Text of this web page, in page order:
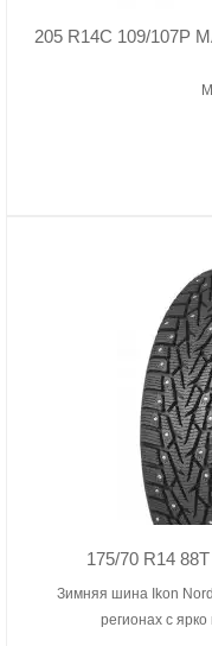
205 R14C 109/107P
175/70 R14
Зимняя шина Ikon
регионах с